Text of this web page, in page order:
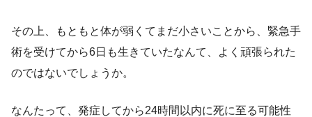
その上、もともと体が弱くてまだ小さいことから、緊急手
術を受けてから6日も生きていたなんて、よく頑張られた
のではないでしょうか。
なんたって、発症してから24時間以内に死に至る可能性